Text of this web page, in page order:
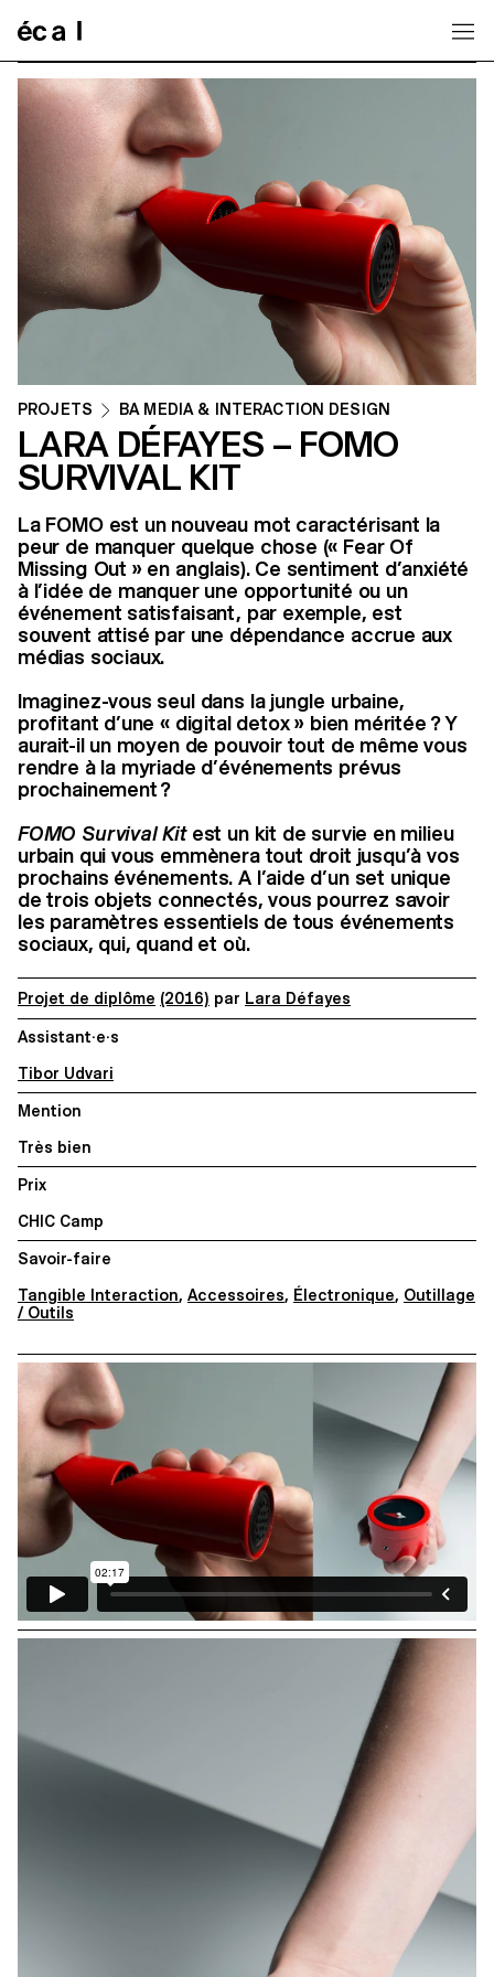
PROJETS BA MEDIA & INTERACTION DESIGN
LARA DÉFAYES – FOMO
SURVIVAL KIT
La FOMO est un nouveau mot caractérisant la
peur de manquer quelque chose (« Fear Of
Missing Out » en anglais). Ce sentiment d’anxiété
à l’idée de manquer une opportunité ou un
événement satisfaisant, par exemple, est
souvent attisé par une dépendance accrue aux
médias sociaux.
Imaginez-vous seul dans la jungle urbaine,
profitant d’une « digital detox » bien méritée ? Y
aurait-il un moyen de pouvoir tout de même vous
rendre à la myriade d’événements prévus
prochainement ?
FOMO Survival Kitest un kit de survie en milieu
urbain qui vous emmènera tout droit jusqu’à vos
prochains événements. A l’aide d’un set unique
de trois objets connectés, vous pourrez savoir
les paramètres essentiels de tous événements
sociaux, qui, quand et où.
Projet de diplôme (2016) par Lara Défayes
Assistant·e·s
Tibor Udvari
Mention
Très bien
Prix
CHIC Camp
Savoir-faire
Tangible Interaction, Accessoires, Électronique, Outillage
/ Outils